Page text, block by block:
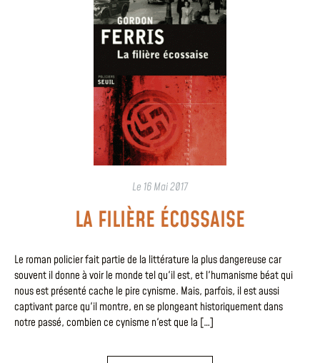
Le 16 Mai 2017
LA FILIÈRE ÉCOSSAISE
Le roman policier fait partie de la littérature la plus dangereuse car
souvent il donne à voir le monde tel qu'il est, et l'humanisme béat qui
nous est présenté cache le pire cynisme. Mais, parfois, il est aussi
captivant parce qu'il montre, en se plongeant historiquement dans
notre passé, combien ce cynisme n'est que la […]